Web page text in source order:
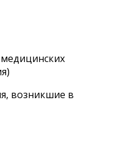
возникшие в